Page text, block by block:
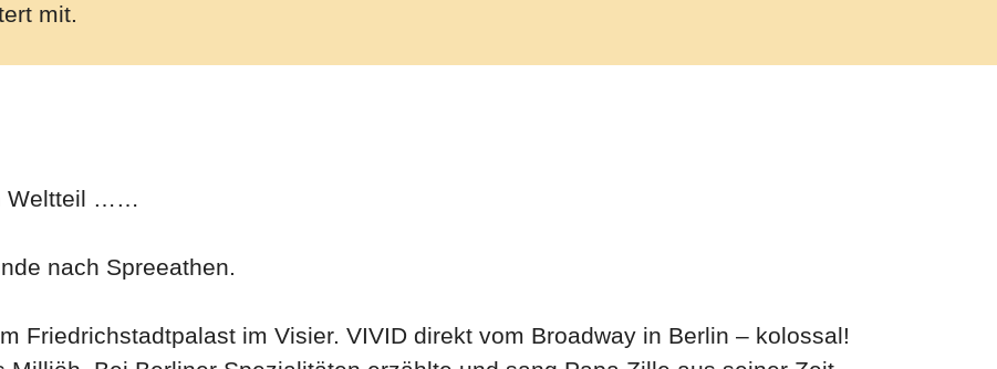
mit.
Weltteil ……
nach Spreeathen.
Friedrichstadtpalast im Visier. VIVID direkt vom Broadway in Berlin – kolossal!